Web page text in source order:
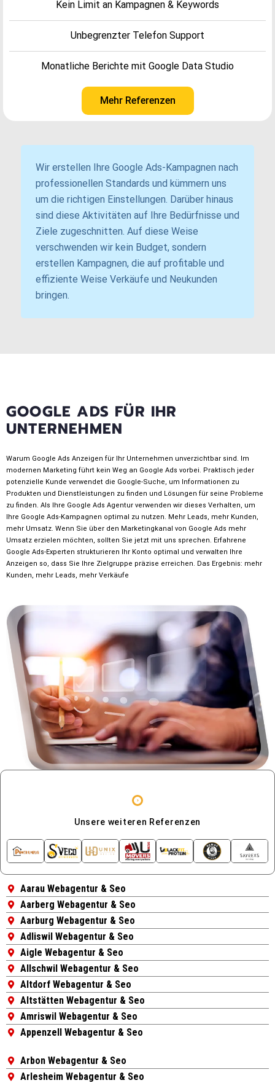
Kein Limit an Kampagnen & Keywords
Unbegrenzter Telefon Support
Monatliche Berichte mit Google Data Studio
Mehr Referenzen
Wir erstellen Ihre Google Ads-Kampagnen nach
professionellen Standards und kümmern uns
um die richtigen Einstellungen. Darüber hinaus
sind diese Aktivitäten auf Ihre Bedürfnisse und
Ziele zugeschnitten. Auf diese Weise
verschwenden wir kein Budget, sondern
erstellen Kampagnen, die auf profitable und
effiziente Weise Verkäufe und Neukunden
bringen.
GOOGLE ADS FÜR IHR
UNTERNEHMEN
Warum Google Ads Anzeigen für Ihr Unternehmen unverzichtbar sind. Im
modernen Marketing führt kein Weg an Google Ads vorbei. Praktisch jeder
potenzielle Kunde verwendet die Google-Suche, um Informationen zu
Produkten und Dienstleistungen zu finden und Lösungen für seine Probleme
zu finden. Als Ihre Google Ads Agentur verwenden wir dieses Verhalten, um
Ihre Google Ads-Kampagnen optimal zu nutzen. Mehr Leads, mehr Kunden,
mehr Umsatz. Wenn Sie über den Marketingkanal von Google Ads mehr
Umsatz erzielen möchten, sollten Sie jetzt mit uns sprechen. Erfahrene
Google Ads-Experten strukturieren Ihr Konto optimal und verwalten Ihre
Anzeigen so, dass Sie Ihre Zielgruppe präzise erreichen. Das Ergebnis: mehr
Kunden, mehr Leads, mehr Verkäufe
Unsere weiteren Referenzen
Aarau Webagentur & Seo
Aarberg Webagentur & Seo
Aarburg Webagentur & Seo
Adliswil Webagentur & Seo
Aigle Webagentur & Seo
Allschwil Webagentur & Seo
Altdorf Webagentur & Seo
Altstätten Webagentur & Seo
Amriswil Webagentur & Seo
Appenzell Webagentur & Seo
Arbon Webagentur & Seo
Arlesheim Webagentur & Seo